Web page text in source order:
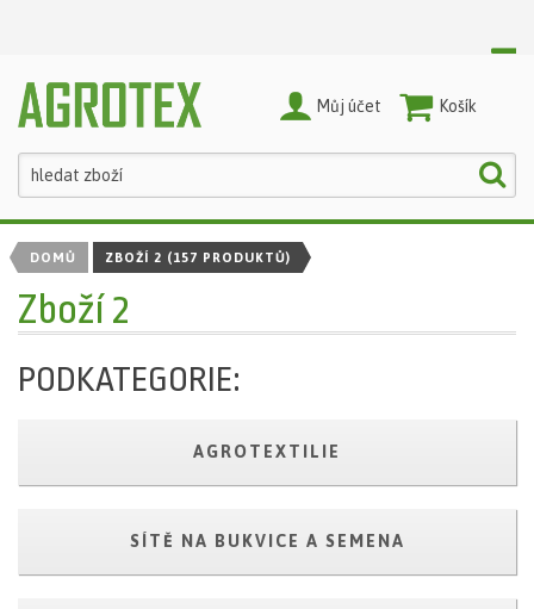
Nákupní Košík
Můj účet
DOMŮ ZBOŽÍ 2 (157 PRODUKTŮ)
Zboží 2
PODKATEGORIE:
AGROTEXTILIE
SÍTĚ NA BUKVICE A SEMENA